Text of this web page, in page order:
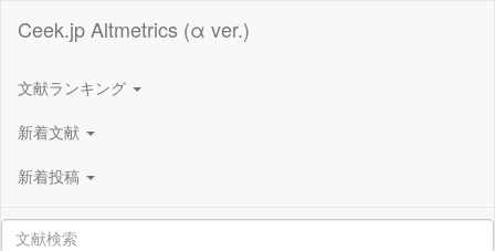
Ceek.jp Altmetrics (α ver.)
文献ランキング
新着文献
新着投稿